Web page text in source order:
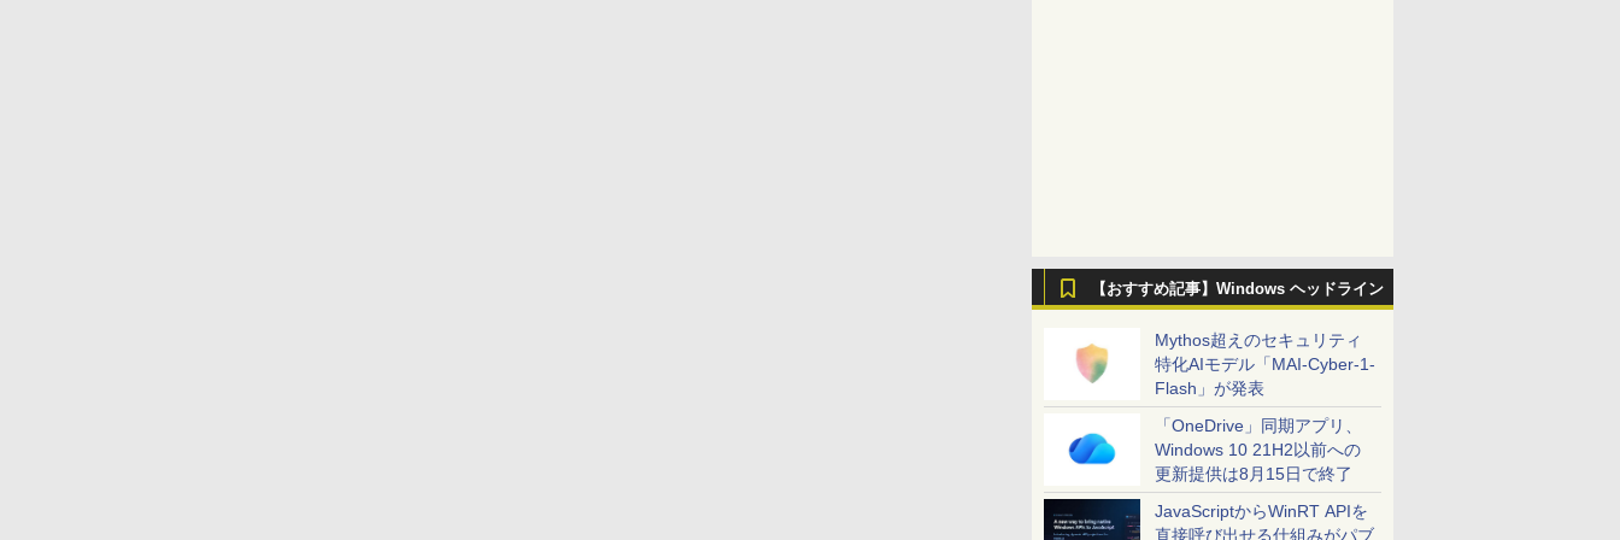
【おすすめ記事】Windows ヘッドライン
Mythos超えのセキュリティ
特化AIモデル「MAI-Cyber-1-
Flash」が発表
「OneDrive」同期アプリ、
Windows 10 21H2以前への
更新提供は8月15日で終了
JavaScriptからWinRT APIを
直接呼び出せる仕組みがパブ